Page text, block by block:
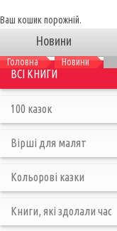
Ваш кошик порожній.
Новини
Головна Новини
ВСІ КНИГИ
100 казок
Вірші для малят
Кольорові казки
Книги, які здолали час